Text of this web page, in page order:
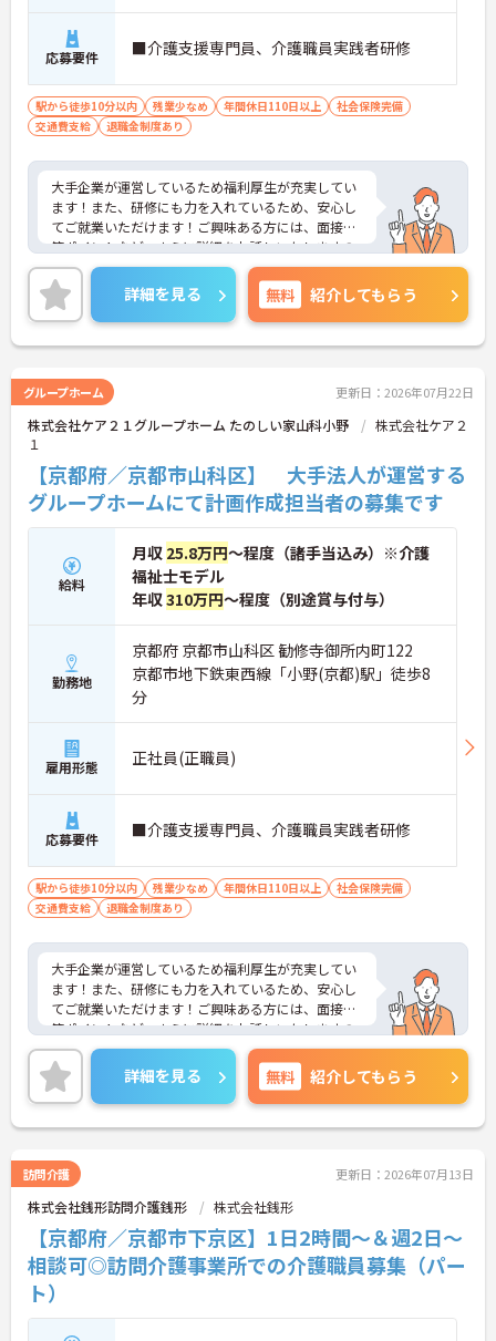
応募要件 ■介護支援専門員、介護職員実践者研修
駅から徒歩10分以内 残業少なめ 年間休日110日以上
社会保険完備
交通費支給
退職金制度あり
大手企業が運営しているため福利厚生が充実してい
ます！また、研修にも力を入れているため、安心し
てご就業いただけます！ご興味ある方には、面接対
策ポイントなど、さらに詳細をお話しいたしますの
でお気軽にご相談ください！
詳細を見る 無料 紹介してもらう
グループホーム 更新日：2026年07月22日
株式会社ケア２１グループホーム たのしい家山科小野
株式会社ケア２
１
【京都府／京都市山科区】 大手法人が運営する
グループホームにて計画作成担当者の募集です
給料
月収 25.8万円～程度（諸手当込み）※介護
福祉士モデル
年収310万円～程度（別途賞与付与）
勤務地
京都府 京都市山科区 勧修寺御所内町122
京都市地下鉄東西線「小野(京都)駅」徒歩8
分
雇用形態 正社員(正職員)
応募要件 ■介護支援専門員、介護職員実践者研修
駅から徒歩10分以内 残業少なめ 年間休日110日以上
社会保険完備
交通費支給
退職金制度あり
大手企業が運営しているため福利厚生が充実してい
ます！また、研修にも力を入れているため、安心し
てご就業いただけます！ご興味ある方には、面接対
策ポイントなど、さらに詳細をお話しいたしますの
でお気軽にご相談ください！
詳細を見る 無料 紹介してもらう
訪問介護 更新日：2026年07月13日
株式会社銭形訪問介護銭形 株式会社銭形
【京都府／京都市下京区】1日2時間～＆週2日～
相談可◎訪問介護事業所での介護職員募集（パー
ト）